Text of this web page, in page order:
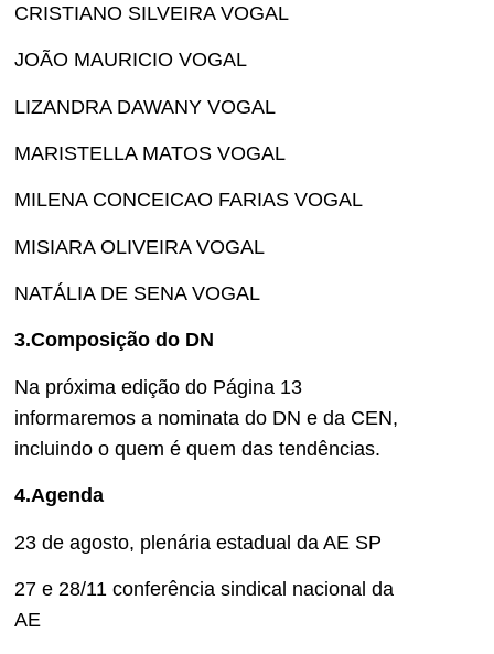
CRISTIANO SILVEIRA VOGAL
JOÃO MAURICIO VOGAL
LIZANDRA DAWANY VOGAL
MARISTELLA MATOS VOGAL
MILENA CONCEICAO FARIAS VOGAL
MISIARA OLIVEIRA VOGAL
NATÁLIA DE SENA VOGAL
3.Composição do DN
Na próxima edição do Página 13
informaremos a nominata do DN e da CEN,
incluindo o quem é quem das tendências.
4.Agenda
23 de agosto, plenária estadual da AE SP
27 e 28/11 conferência sindical nacional da
AE